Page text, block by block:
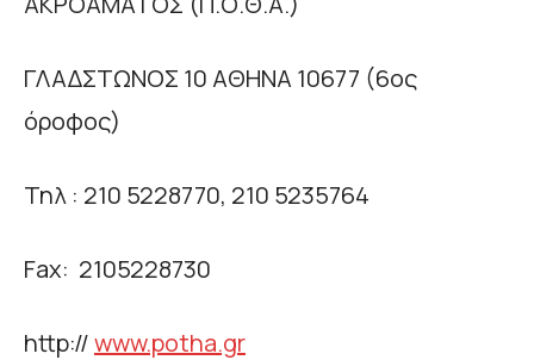
ΓΛΑΔΣΤΩΝΟΣ 10 ΑΘΗΝΑ 10677 (6ος
όροφος)
Τηλ : 210 5228770, 210 5235764
Fax: 2105228730
http://www.potha.gr